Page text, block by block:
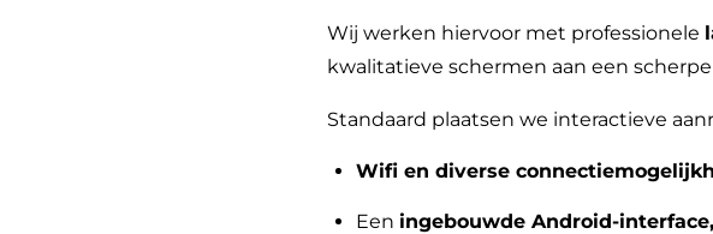
Wij werken hiervoor met professionele
kwalitatieve schermen aan een
Standaard plaatsen we interactieve
Wifi en diverse
Een ingebouwde Android-interface,